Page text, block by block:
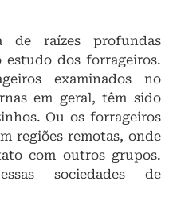
de raízes profundas
dos forrageiros.
examinados no
em geral, têm sido
Ou os forrageiros
regiões remotas, onde
com outros grupos.
sociedades de